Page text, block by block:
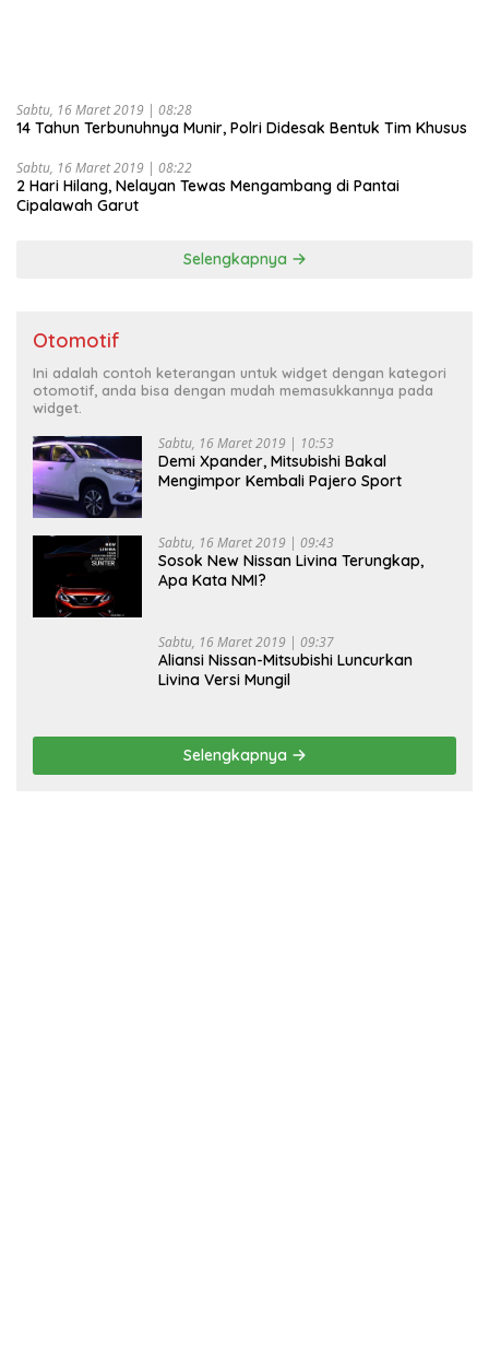
Sabtu, 16 Maret 2019 | 08:28
14 Tahun Terbunuhnya Munir, Polri Didesak Bentuk Tim Khusus
Sabtu, 16 Maret 2019 | 08:22
2 Hari Hilang, Nelayan Tewas Mengambang di Pantai
Cipalawah Garut
Selengkapnya
Otomotif
Ini adalah contoh keterangan untuk widget dengan kategori
otomotif, anda bisa dengan mudah memasukkannya pada
widget.
Sabtu, 16 Maret 2019 | 10:53
Demi Xpander, Mitsubishi Bakal
Mengimpor Kembali Pajero Sport
Sabtu, 16 Maret 2019 | 09:43
Sosok New Nissan Livina Terungkap,
Apa Kata NMI?
Sabtu, 16 Maret 2019 | 09:37
Aliansi Nissan-Mitsubishi Luncurkan
Livina Versi Mungil
Selengkapnya